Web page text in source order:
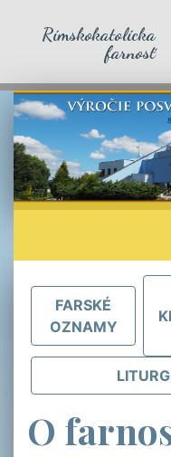
Rímskokatolícka
farnosť
FARSKÉ
OZNAMY
O